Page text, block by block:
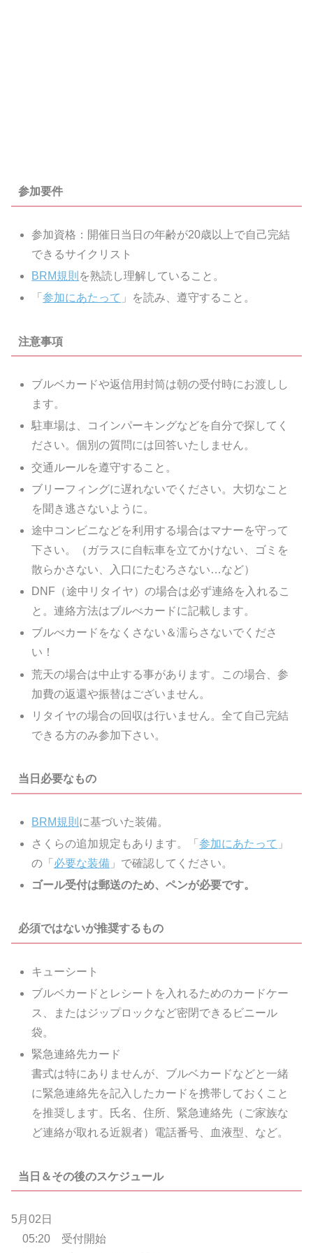
参加要件
参加資格：開催日当日の年齢が20歳以上で自己完結
できるサイクリスト
BRM規則 を熟読し理解していること。
「参加にあたって 」を読み、遵守すること。
注意事項
ブルベカードや返信用封筒は朝の受付時にお渡しし
ます。
駐車場は、コインパーキングなどを自分で探してく
ださい。個別の質問には回答いたしません。
交通ルールを遵守すること。
ブリーフィングに遅れないでください。大切なこと
を聞き逃さないように。
途中コンビニなどを利用する場合はマナーを守って
下さい。（ガラスに自転車を立てかけない、ゴミを
散らかさない、入口にたむろさない…など）
DNF（途中リタイヤ）の場合は必ず連絡を入れるこ
と。連絡方法はブルべカードに記載します。
ブルべカードをなくさない＆濡らさないでくださ
い！
荒天の場合は中止する事があります。この場合、参
加費の返還や振替はございません。
リタイヤの場合の回収は行いません。全て自己完結
できる方のみ参加下さい。
当日必要なもの
BRM規則 に基づいた装備。
さくらの追加規定もあります。「参加にあたって 」
の「 必要な装備 」で確認してください。
ゴール受付は郵送のため、ペンが必要です。
必須ではないが推奨するもの
キューシート
ブルベカードとレシートを入れるためのカードケー
ス、またはジップロックなど密閉できるビニール
袋。
緊急連絡先カード
書式は特にありませんが、ブルベカードなどと一緒
に緊急連絡先を記入したカードを携帯しておくこと
を推奨します。氏名、住所、緊急連絡先（ご家族な
ど連絡が取れる近親者）電話番号、血液型、など。
当日＆その後のスケジュール
5月02日
05:20 受付開始